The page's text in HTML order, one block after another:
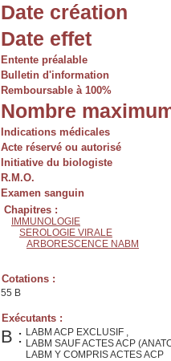
Date création
Date effet
Entente préalable
Bulletin d'information
Remboursable à 100%
Nombre
Indications médicales
Acte réservé ou autorisé
Initiative du biologiste
R.M.O.
Examen sanguin
Chapitres :
IMMUNOLOGIE
SEROLOGIE VIRALE
ARBORESCENCE NABM
Cotations :
55 B
Exécutants :
B : LABM ACP EXCLUSIF ,
LABM SAUF ACTES ACP
LABM Y COMPRIS ACTES ACP